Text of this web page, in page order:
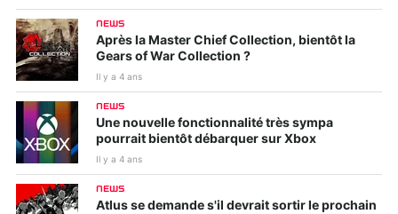
NEWS
Après la Master Chief Collection, bientôt la
Gears of War Collection ?
Il y a 4 ans
NEWS
Une nouvelle fonctionnalité très sympa
pourrait bientôt débarquer sur Xbox
Il y a 4 ans
NEWS
Atlus se demande s'il devrait sortir le prochain